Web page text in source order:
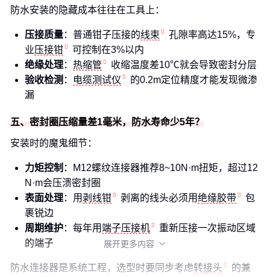
防水安装的隐藏成本往往在工具上：
压接质量：普通钳子压接的线束
孔隙率高达15%，专
业压接钳
可控制在3%以内
绝缘处理： 热缩管
收缩温度差10℃就会导致密封分层
验收检测 ： 电缆测试仪
的0.2m定位精度才能发现微渗
漏
五、密封圈压缩量差1毫米，防水寿命少5年？
安装时的魔鬼细节：
力矩控制 ：M12螺纹连接器推荐8~10N·m扭矩，超过12
N·m会压溃密封圈
表面处理：用剥线钳 剥离的线头必须用绝缘胶带
包
裹锐边
周期维护：每年用端子压接机
重新压接一次振动区域
的端子
防水连接器是系统工程，选型时要同步考虑转接头
的兼
展开更多内容 